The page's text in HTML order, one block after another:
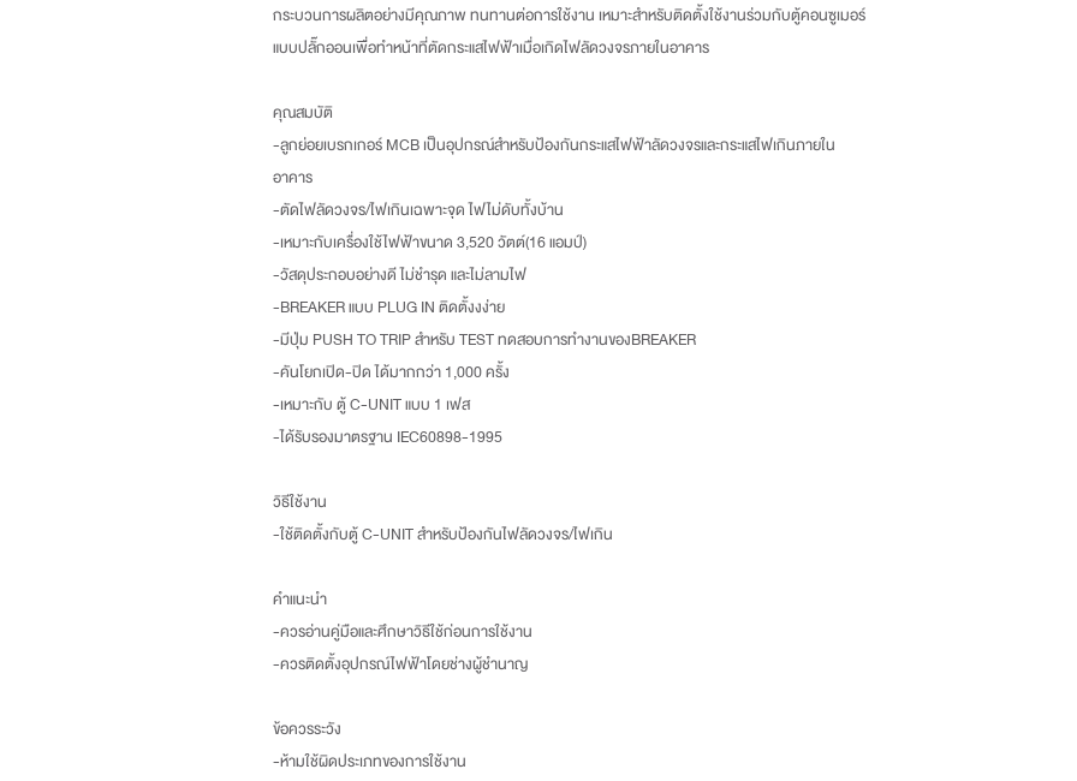
กระบวนการผลิตอย่างมีคุณภาพ ทนทานต่อการใช้งาน เหมาะสำหรับติดตั้งใช้งานร่วมกับตู้คอนซูเมอร์
แบบปลั๊กออนเพื่อทำหน้าที่ตัดกระแสไฟฟ้าเมื่อเกิดไฟลัดวงจรภายในอาคาร
คุณสมบัติ
-ลูกย่อยเบรกเกอร์ MCB เป็นอุปกรณ์สำหรับป้องกันกระแสไฟฟ้าลัดวงจรและกระแสไฟเกินภายใน
อาคาร
-ตัดไฟลัดวงจร/ไฟเกินเฉพาะจุด ไฟไม่ดับทั้งบ้าน
-เหมาะกับเครื่องใช้ไฟฟ้าขนาด 3,520 วัตต์(16 แอมป์)
-วัสดุประกอบอย่างดี ไม่ชำรุด และไม่ลามไฟ
-BREAKER แบบ PLUG IN ติดตั้งงง่าย
-มีปุ่ม PUSH TO TRIP สำหรับ TEST ทดสอบการทำงานของBREAKER
-คันโยกเปิด-ปิด ได้มากกว่า 1,000 ครั้ง
-เหมาะกับ ตู้ C-UNIT แบบ 1 เฟส
-ได้รับรองมาตรฐาน IEC60898-1995
วิธีใช้งาน
-ใช้ติดตั้งกับตู้ C-UNIT สำหรับป้องกันไฟลัดวงจร/ไฟเกิน
คำแนะนำ
-ควรอ่านคู่มือและศึกษาวิธีใช้ก่อนการใช้งาน
-ควรติดตั้งอุปกรณ์ไฟฟ้าโดยช่างผู้ชำนาญ
ข้อควรระวัง
-ห้ามใช้ผิดประเภทของการใช้งาน